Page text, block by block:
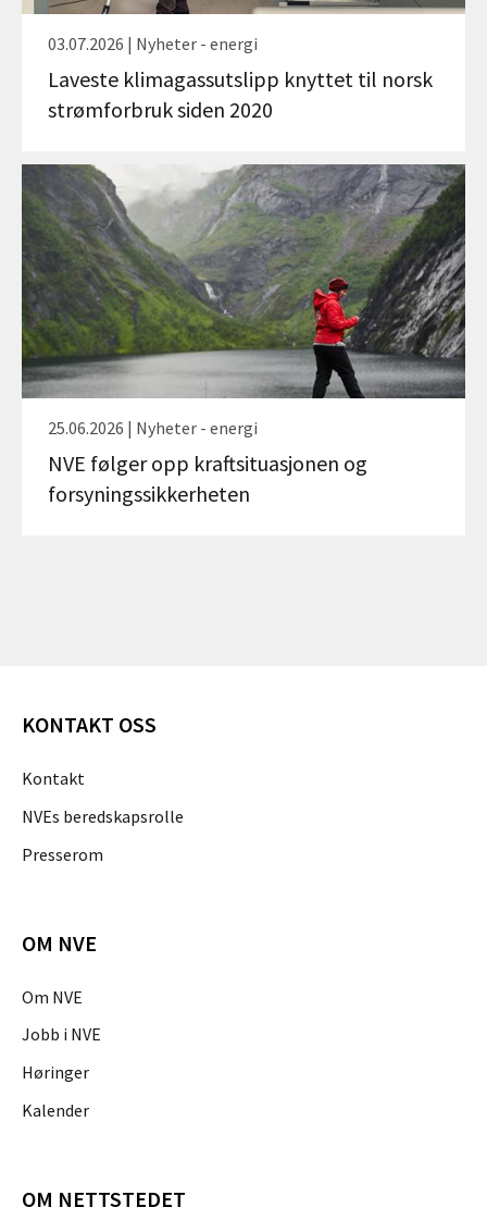
03.07.2026 | Nyheter - energi
Laveste klimagassutslipp knyttet til norsk
strømforbruk siden 2020
25.06.2026 | Nyheter - energi
NVE følger opp kraftsituasjonen og
forsyningssikkerheten
KONTAKT OSS
Kontakt
NVEs beredskapsrolle
Presserom
OM NVE
Om NVE
Jobb i NVE
Høringer
Kalender
OM NETTSTEDET